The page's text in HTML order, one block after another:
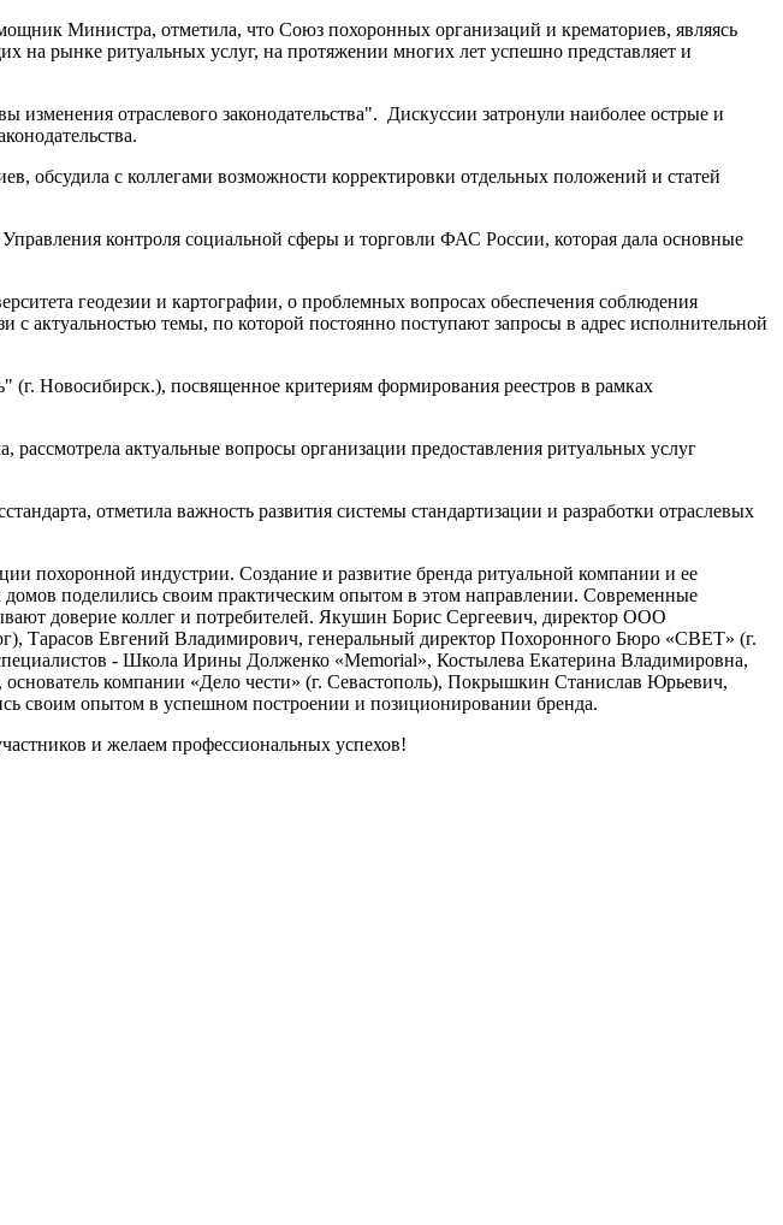
Министра, отметила, что Союз похоронных организаций и крематориев, являясь
на рынке ритуальных услуг, на протяжении многих лет успешно представляет и
отраслевого законодательства". Дискуссии затронули наиболее острые и
обсудила с коллегами возможности корректировки отдельных положений и статей
контроля социальной сферы и торговли ФАС России, которая дала основные
геодезии и картографии, о проблемных вопросах обеспечения соблюдения
актуальностью темы, по которой постоянно поступают запросы в адрес исполнительной
Новосибирск.), посвященное критериям формирования реестров в рамках
актуальные вопросы организации предоставления ритуальных услуг
отметила важность развития системы стандартизации и разработки отраслевых
похоронной индустрии. Создание и развитие бренда ритуальной компании и ее
поделились своим практическим опытом в этом направлении. Современные
доверие коллег и потребителей. Якушин Борис Сергеевич, директор ООО
Тарасов Евгений Владимирович, генеральный директор Похоронного Бюро «СВЕТ» (г.
- Школа Ирины Долженко «Memorial», Костылева Екатерина Владимировна,
основатель компании «Дело чести» (г. Севастополь), Покрышкин Станислав Юрьевич,
своим опытом в успешном построении и позиционировании бренда.
и желаем профессиональных успехов!